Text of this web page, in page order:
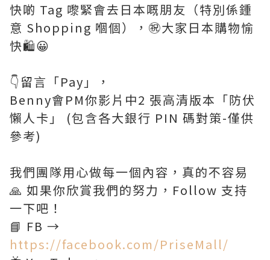
快啲 Tag 嚟緊會去日本嘅朋友（特別係鍾
意 Shopping 嗰個），㊗️大家日本購物愉
快🛍️😀
👇留言「Pay」，
Benny會PM你影片中2 張高清版本「防伏
懶人卡」 (包含各大銀行 PIN 碼對策-僅供
參考)
我們團隊用心做每一個內容，真的不容易
🙏 如果你欣賞我們的努力，Follow 支持
一下吧！
📘 FB →
https://facebook.com/PriseMall/